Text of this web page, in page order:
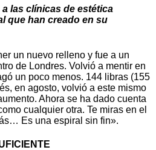
las clínicas de estética
que han creado en su
un nuevo relleno y fue a un
de Londres. Volvió a mentir en
un poco menos. 144 libras (155
en agosto, volvió a este mismo
Ahora se ha dado cuenta
cualquier otra. Te miras en el
Es una espiral sin fin».